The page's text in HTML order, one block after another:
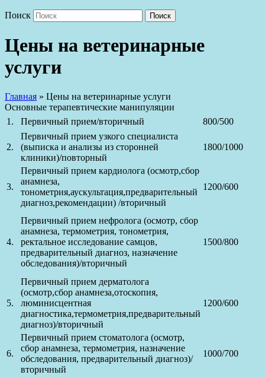
Поиск
Цены на ветеринарные
услуги
Главная » Цены на ветеринарные услуги
Основные терапевтические манипуляции
1.
Первичный прием/вторичный 800/500
2.
Первичный прием узкого специалиста
(выписка и анализы из сторонней
клиники)/повторный
1800/1000
3.
Первичный прием кардиолога (осмотр,сбор
анамнеза,
тонометрия,аускультация,предварительный
диагноз,рекомендации) /вторичный
1200/600
4.
Первичный прием нефролога (осмотр, сбор
анамнеза, термометрия, тонометрия,
ректальное исследование самцов,
предварительный диагноз, назначение
обследования)/вторичный
1500/800
5.
Первичный прием дерматолога
(осмотр,сбор анамнеза,отоскопия,
люминисцентная
диагностика,термометрия,предварительный
диагноз)/вторичный
1200/600
6.
Первичный прием стоматолога (осмотр,
сбор анамнеза, термометрия, назначение
обследования, предварительный диагноз)/
вторичный
1000/700